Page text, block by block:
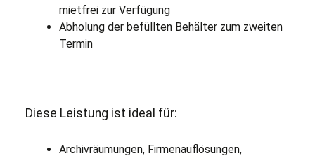
mietfrei zur Verfügung
Abholung der befüllten Behälter zum zweiten
Termin
Diese Leistung ist ideal für:
Archivräumungen, Firmenauflösungen,